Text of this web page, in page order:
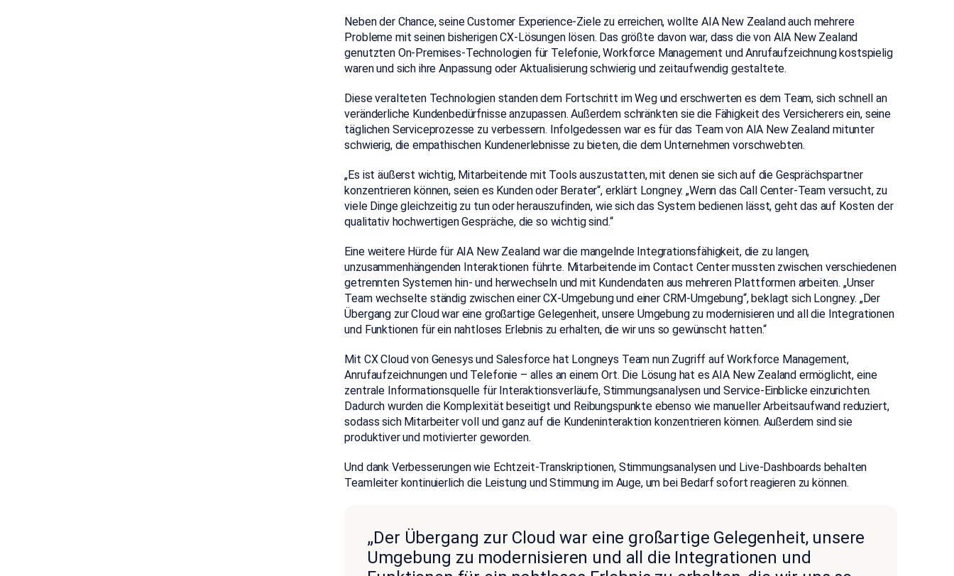
Neben der Chance, seine Customer Experience-Ziele zu erreichen, wollte AIA New Zealand auch mehrere
Probleme mit seinen bisherigen CX-Lösungen lösen. Das größte davon war, dass die von AIA New Zealand
genutzten On-Premises-Technologien für Telefonie, Workforce Management und Anrufaufzeichnung kostspielig
waren und sich ihre Anpassung oder Aktualisierung schwierig und zeitaufwendig gestaltete.
Diese veralteten Technologienstanden dem Fortschritt im Weg und erschwerten es dem Team, sich schnell an
veränderliche Kundenbedürfnisse anzupassen. Außerdem schränkten sie die Fähigkeit des Versicherers ein, seine
täglichen Serviceprozesse zu verbessern. Infolgedessen war es für das Team von AIA New Zealand mitunter
schwierig, die empathischen Kundenerlebnisse zu bieten, die dem Unternehmen vorschwebten.
„Es ist äußerst wichtig, Mitarbeitende mit Tools auszustatten, mit denen sie sich auf die Gesprächspartner
konzentrieren können, seien es Kunden oder Berater“, erklärt Longney. „Wenn das Call Center-Team versucht, zu
viele Dinge gleichzeitig zu tun oder herauszufinden, wie sich das System bedienen lässt, geht das auf Kosten der
qualitativ hochwertigen Gespräche, die so wichtig sind.“
Eine weitere Hürde für AIA New Zealand war die mangelnde Integrationsfähigkeit, die zu langen,
unzusammenhängenden Interaktionen führte. Mitarbeitende im Contact Center mussten zwischen verschiedenen
getrennten Systemen hin- und herwechseln und mit Kundendaten aus mehreren Plattformen arbeiten. „Unser
Team wechselte ständig zwischen einer CX-Umgebung und einer CRM-Umgebung“, beklagt sich Longney. „Der
Übergang zur Cloud war eine großartige Gelegenheit, unsere Umgebung zu modernisieren und all die Integrationen
und Funktionen für ein nahtloses Erlebnis zu erhalten, die wir uns so gewünscht hatten.“
Mit CX Cloud von Genesys und Salesforce hat Longneys Team nun Zugriff auf Workforce Management,
Anrufaufzeichnungen und Telefonie – alles an einem Ort. Die Lösung hat es AIA New Zealand ermöglicht, eine
zentrale Informationsquelle für Interaktionsverläufe, Stimmungsanalysen und Service-Einblicke einzurichten.
Dadurch wurden die Komplexität beseitigt und Reibungspunkte ebenso wie manueller Arbeitsaufwand reduziert,
sodass sich Mitarbeiter voll und ganz auf die Kundeninteraktion konzentrieren können. Außerdem sind sie
produktiver und motivierter geworden.
Und dank Verbesserungen wie Echtzeit-Transkriptionen, Stimmungsanalysen und Live-Dashboards behalten
Teamleiter kontinuierlich die Leistung und Stimmung im Auge, um bei Bedarf sofort reagieren zu können.
„Der Übergang zur Cloud war eine großartige Gelegenheit, unsere
Umgebung zu modernisieren und all die Integrationen und